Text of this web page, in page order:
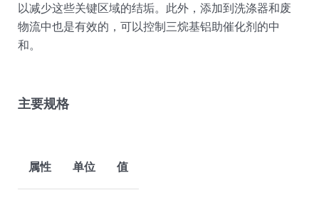
联系嘉吉中国
以减少这些关键区域的结垢。此外，添加到洗涤器和废
物流中也是有效的，可以控制三烷基铝助催化剂的中
和。
主要规格
属性 单位 值